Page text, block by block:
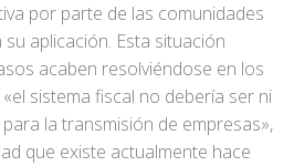
por parte de las comunidades
aplicación. Esta situación
acaben resolviéndose en los
sistema fiscal no debería ser ni
la transmisión de empresas»,
que existe actualmente hace